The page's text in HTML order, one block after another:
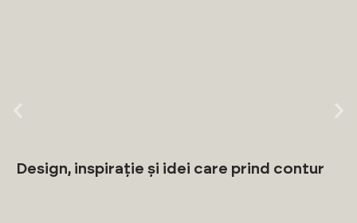
Design, inspirație și idei care prind contur